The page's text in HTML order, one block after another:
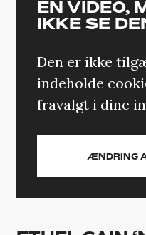
EN VIDEO,
IKKE SE
Den er ikke
indeholde
fravalgt i dine
ÆNDRING